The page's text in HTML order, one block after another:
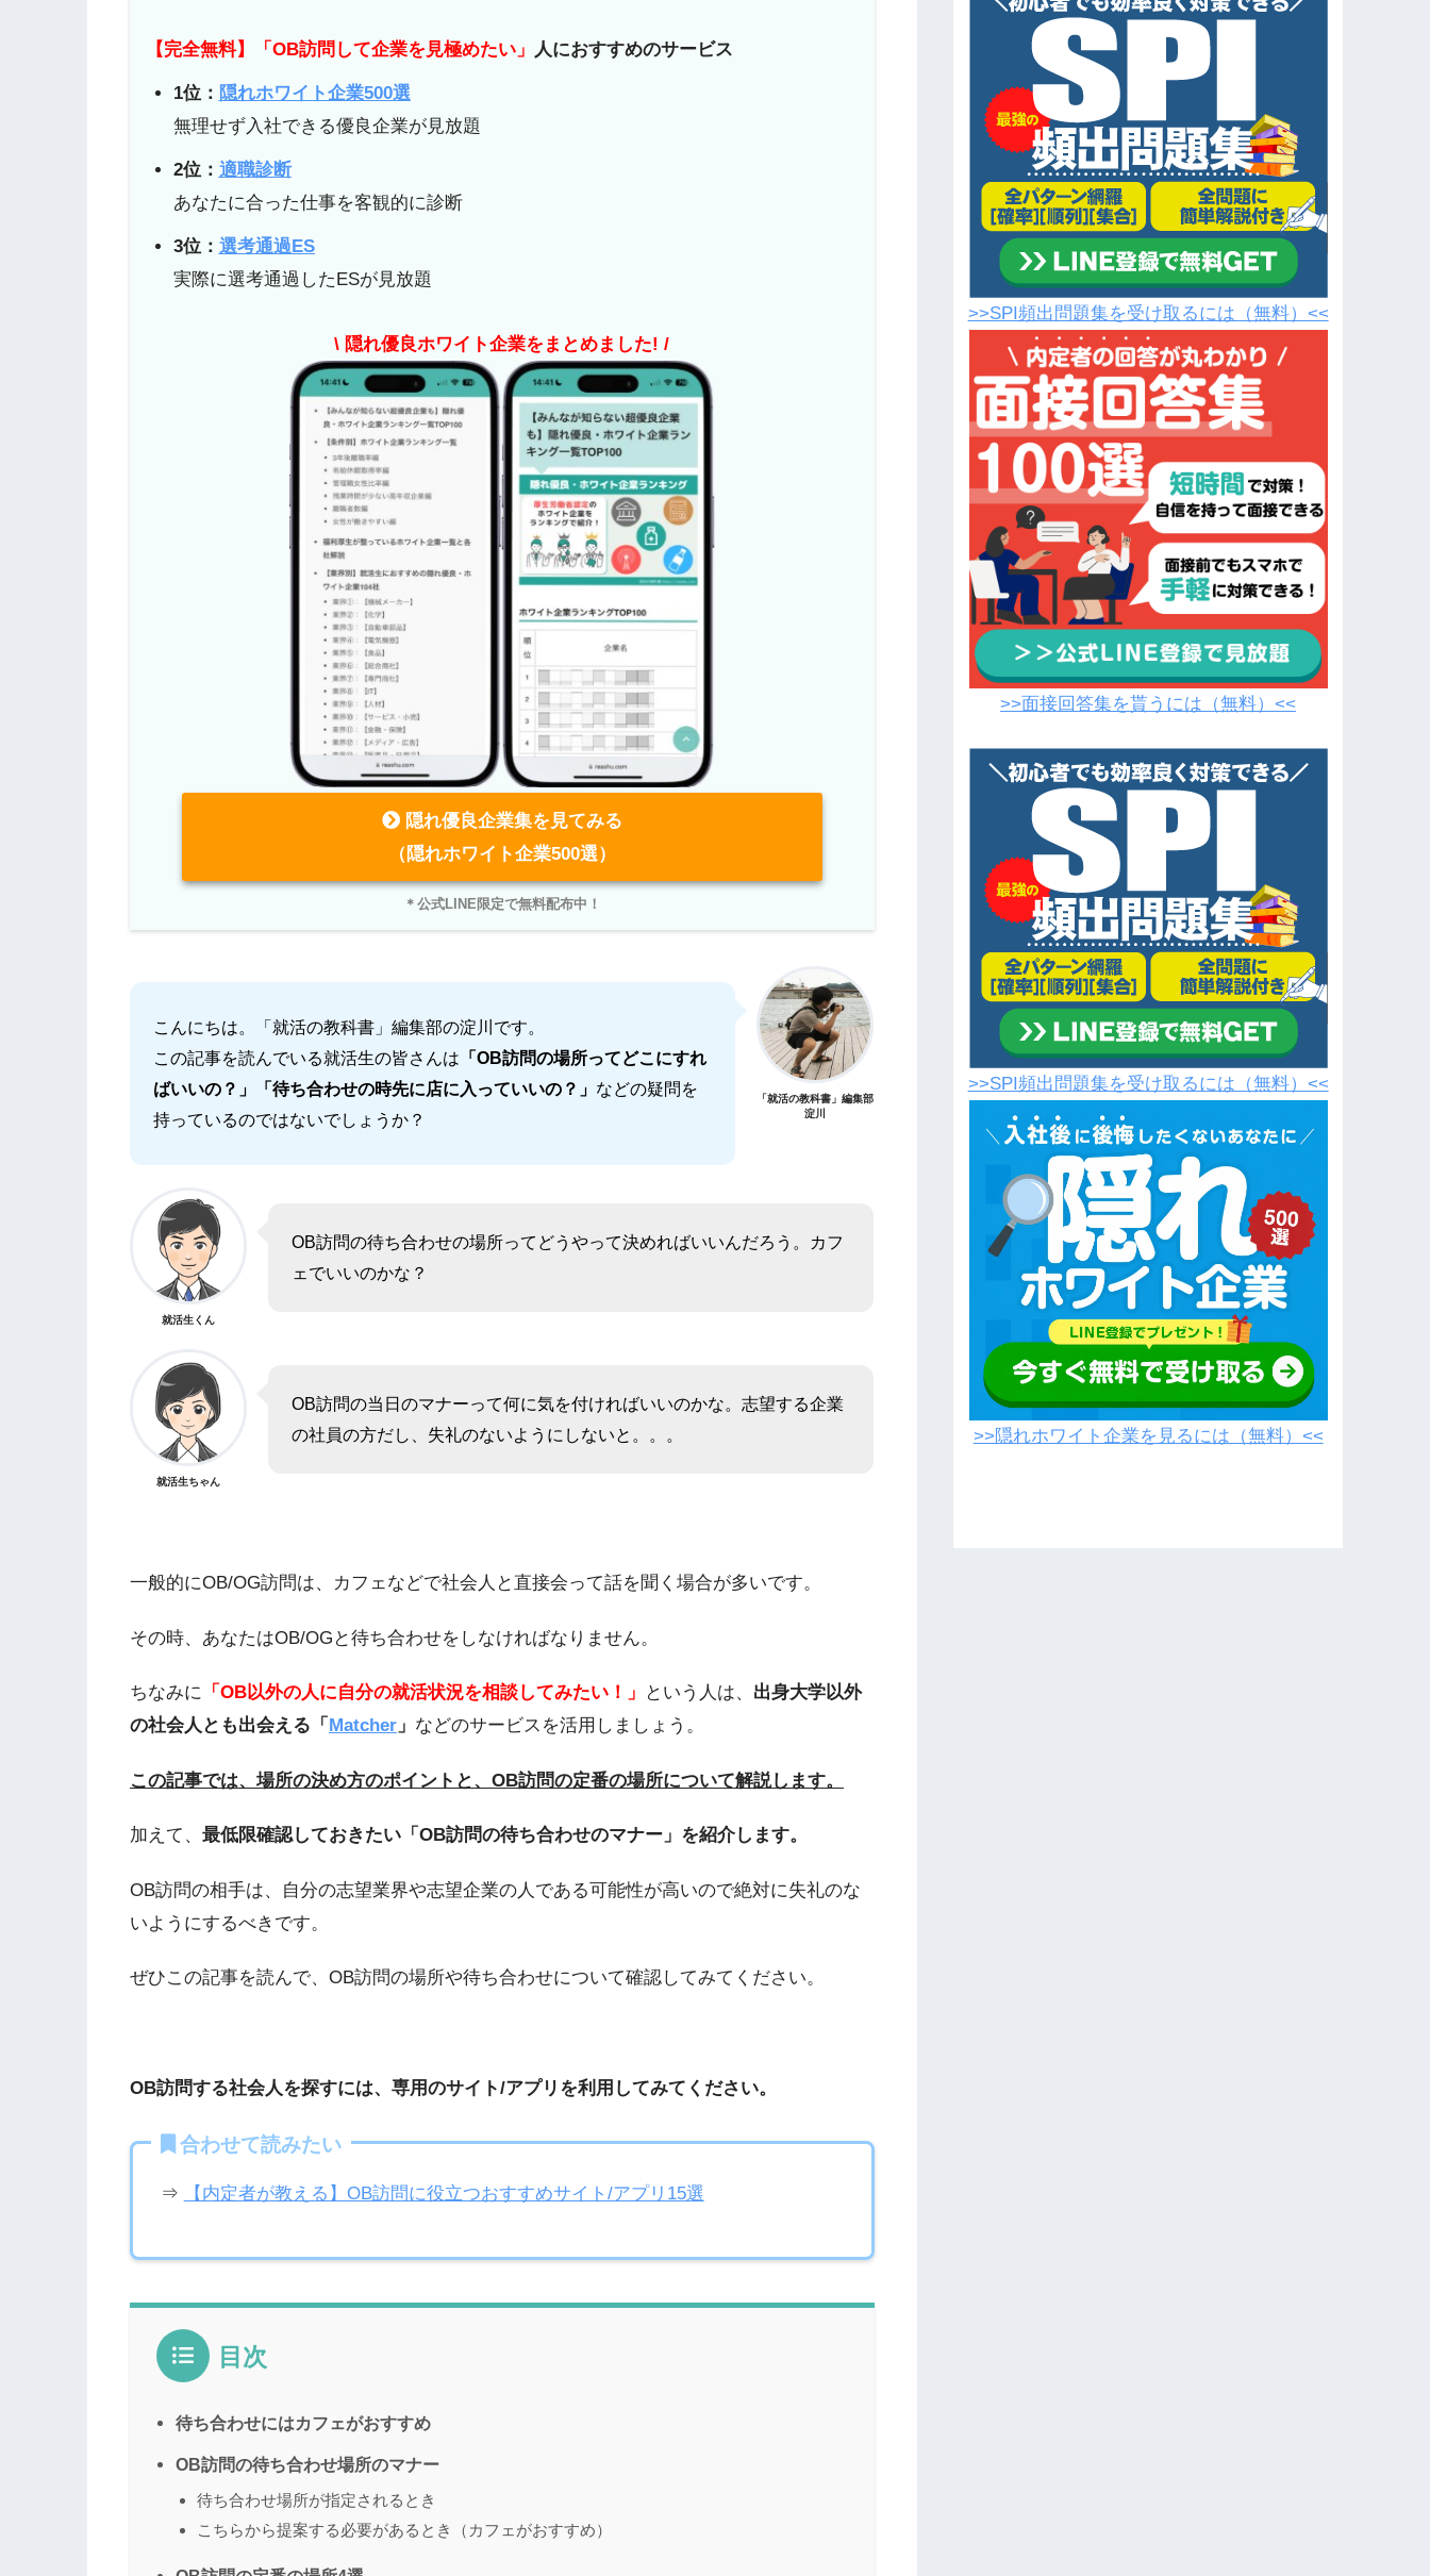
【完全無料】「OB訪問して企業を見極めたい」 人におすすめのサービス
1位： 隠れホワイト企業500選
無理せず入社できる優良企業が見放題
2位： 適職診断
あなたに合った仕事を客観的に診断
3位： 選考通過ES
実際に選考通過したESが見放題
\ 隠れ優良ホワイト企業をまとめました! /
隠れ優良企業集を見てみる
（隠れホワイト企業500選）
＊公式LINE限定で無料配布中！
こんにちは。「就活の教科書」編集部の淀川です。
この記事を読んでいる就活生の皆さんは 「OB訪問の場所ってどこにすれ
ばいいの？」「待ち合わせの時先に店に入っていいの？」 などの疑問を
持っているのではないでしょうか？
「就活の教科書」編集部
淀川
就活生くん
OB訪問の待ち合わせの場所ってどうやって決めればいいんだろう。カフ
ェでいいのかな？
就活生ちゃん
OB訪問の当日のマナーって何に気を付ければいいのかな。志望する企業
の社員の方だし、失礼のないようにしないと。。。
一般的にOB/OG訪問は、カフェなどで社会人と直接会って話を聞く場合が多いです。
その時、あなたはOB/OGと待ち合わせをしなければなりません。
ちなみに 「OB以外の人に自分の就活状況を相談してみたい！」 という人は、 出身大学以外
の社会人とも出会える「 Matcher 」 などのサービスを活用しましょう。
この記事では、場所の決め方のポイントと、OB訪問の定番の場所について解説します。
加えて、 最低限確認しておきたい「OB訪問の待ち合わせのマナー」を紹介します。
OB訪問の相手は、自分の志望業界や志望企業の人である可能性が高いので絶対に失礼のな
いようにするべきです。
ぜひこの記事を読んで、OB訪問の場所や待ち合わせについて確認してみてください。
OB訪問する社会人を探すには、専用のサイト/アプリを利用してみてください。
合わせて読みたい
⇒ 【内定者が教える】OB訪問に役立つおすすめサイト/アプリ15選
目次
待ち合わせにはカフェがおすすめ
OB訪問の待ち合わせ場所のマナー
待ち合わせ場所が指定されるとき
こちらから提案する必要があるとき（カフェがおすすめ）
>>SPI頻出問題集を受け取るには（無料）<<
>>面接回答集を貰うには（無料）<<
>>SPI頻出問題集を受け取るには（無料）<<
>>隠れホワイト企業を見るには（無料）<<